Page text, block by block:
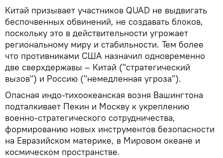
Китай призывает участников QUAD не выдвигать
беспочвенных обвинений, не создавать блоков,
поскольку это в действительности угрожает
региональному миру и стабильности. Тем более
что противниками США назначил одновременно
две сверхдержавы – Китай ("стратегический
вызов") и Россию ("немедленная угроза").
Опасная индо-тихоокеанская возня Вашингтона
подталкивает Пекин и Москву к укреплению
военно-стратегического сотрудничества,
формированию новых инструментов безопасности
на Евразийском материке, в Мировом океане и
космическом пространстве.